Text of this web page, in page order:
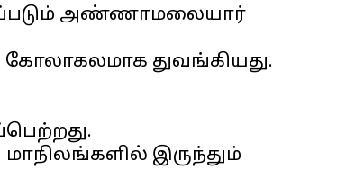
அண்ணாமலையார்
கோலாகலமாக துவங்கியது.
மாநிலங்களில் இருந்தும்